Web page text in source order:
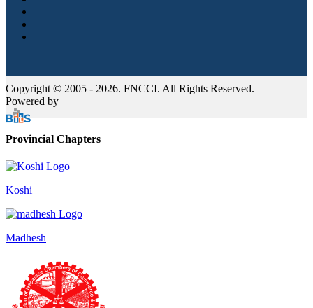
Copyright © 2005 - 2026. FNCCI. All Rights Reserved.
Powered by
Provincial Chapters
Koshi
Madhesh